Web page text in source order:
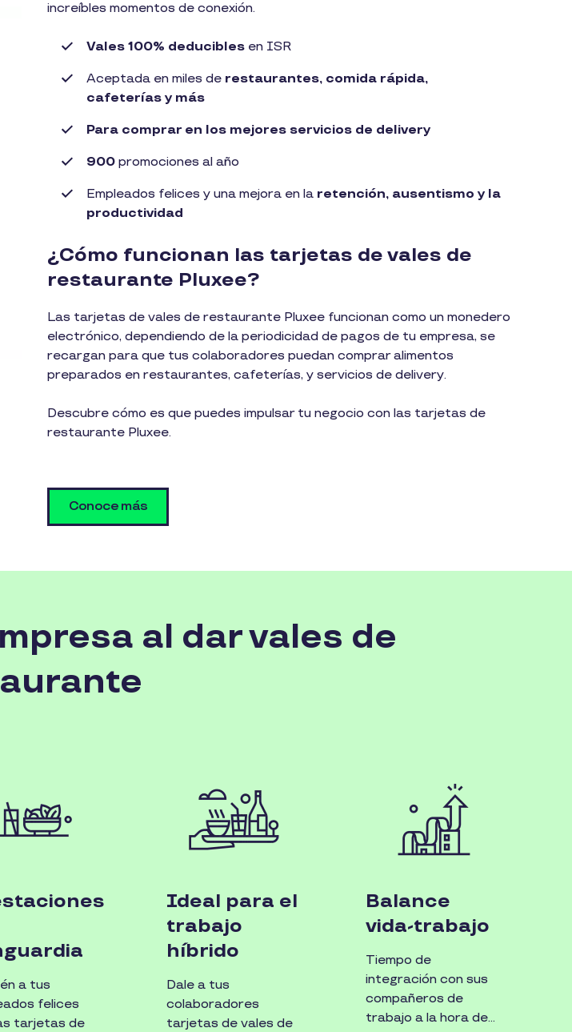
increíbles momentos de conexión.
Vales 100% deducibles en ISR
Aceptada en miles de restaurantes, comida rápida,
cafeterías y más
Para comprar en los mejores servicios de delivery
900 promociones al año
Empleados felices y una mejora en la retención, ausentismo y la
productividad
¿Cómo funcionan las tarjetas de vales de
restaurante Pluxee?
Las tarjetas de vales de restaurante Pluxee funcionan como un monedero
electrónico, dependiendo de la periodicidad de pagos de tu empresa, se
recargan para que tus colaboradores puedan comprar alimentos
preparados en restaurantes, cafeterías, y servicios de delivery.
Descubre cómo es que puedes impulsar tu negocio con las tarjetas de
restaurante Pluxee.
Conoce más
al dar vales de
a tus
felices
tarjetas de
Ideal para el
trabajo
híbrido
Dale a tus
colaboradores
tarjetas de vales de
Balance
vida-trabajo
Tiempo de
integración con sus
compañeros de
trabajo a la hora de